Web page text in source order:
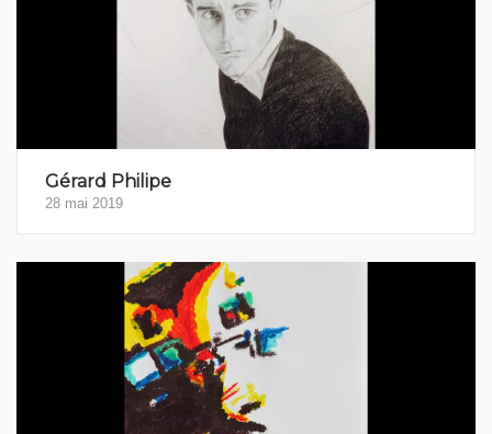
Gérard Philipe
28 mai 2019